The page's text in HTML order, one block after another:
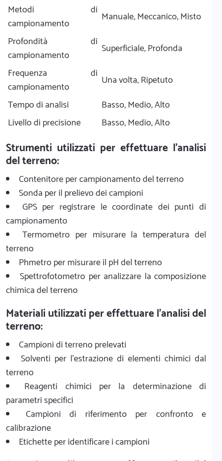
Metodi di
campionamento
Manuale, Meccanico, Misto
Profondità di
campionamento
Superficiale, Profonda
Frequenza di
campionamento
Una volta, Ripetuto
Tempo di analisi
Basso, Medio, Alto
Livello di precisione
Basso, Medio, Alto
Strumenti utilizzati per effettuare l'analisi
del terreno:
Contenitore per campionamento del terreno
Sonda per il prelievo dei campioni
GPS per registrare le coordinate dei punti di
campionamento
Termometro per misurare la temperatura del
terreno
Phmetro per misurare il pH del terreno
Spettrofotometro per analizzare la composizione
chimica del terreno
Materiali utilizzati per effettuare l'analisi del
terreno:
Campioni di terreno prelevati
Solventi per l'estrazione di elementi chimici dal
terreno
Reagenti chimici per la determinazione di
parametri specifici
Campioni di riferimento per confronto e
calibrazione
Etichette per identificare i campioni